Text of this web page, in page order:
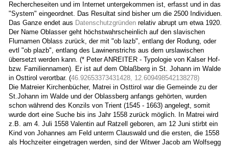
Rechercheseiten und im Internet untergekommen ist, erfasst und in das
"System" eingeordnet. Das Resultat sind bisher um die 2500 Individuen.
Das Ganze endet aus Datenschutzgründenrelativ abrupt um etwa 1920.
Der Name Oblasser geht höchstwahrscheinlich auf den slavischen
Flurnamen Oblass zurück, der mit "ob lazb", entlang der Rodung, oder
evtl "ob plazb", entlang des Lawinenstrichs aus dem urslawischen
übersetzt werden kann. (* Peter ANREITER - Typologie von Kalser Hof-
bzw. Familiennamen). Er ist auf dem Oblaßberg in St. Johann im Walde
in Osttirol verortbar. (46.92653373431428, 12.609498542138278)
Die Matreier Kirchenbücher, Matrei in Osttirol war die Gemeinde zu der
St.Johann im Walde und der Oblassberg anfangs gehörten, wurden
schon während des Konzils von Trient (1545 - 1663) angelegt, somit
wurde dort eine Suche bis ins Jahr 1558 zurück möglich. In Matrei wird
z.B. am 4. Juli 1558 Valentin auf Ratzell geboren, am 12 Juni stirbt ein
Kind von Johannes am Feld unterm Clauswald und die ersten, die 1558
als Hochzeiter eingetragen werden, sind der Witwer Jacob am Wolfsegg